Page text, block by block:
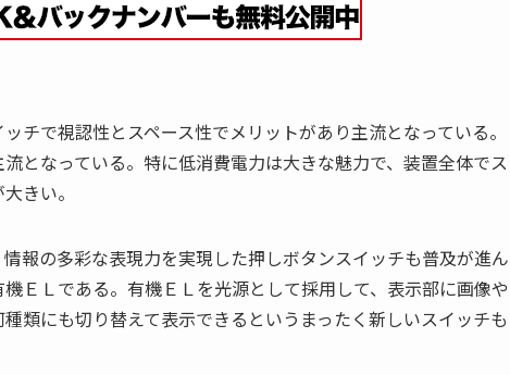
チで視認性とスペース性でメリットがあり主流となっている。
となっている。特に低消費電力は大きな魅力で、装置全体でス
きい。
報の多彩な表現力を実現した押しボタンスイッチも普及が進ん
ＥＬである。有機ＥＬを光源として採用して、表示部に画像や
類にも切り替えて表示できるというまったく新しいスイッチも